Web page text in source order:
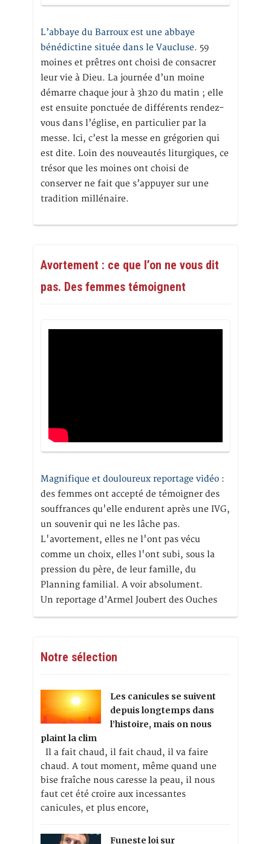
L’abbaye du Barroux est une abbaye
bénédictine située dans le Vaucluse. 59
moines et prêtres ont choisi de consacrer
leur vie à Dieu. La journée d’un moine
démarre chaque jour à 3h20 du matin ; elle
est ensuite ponctuée de différents rendez-
vous dans l’église, en particulier par la
messe. Ici, c’est la messe en grégorien qui
est dite. Loin des nouveautés liturgiques, ce
trésor que les moines ont choisi de
conserver ne fait que s’appuyer sur une
tradition millénaire.
Avortement : ce que l’on ne vous dit
pas. Des femmes témoignent
Magnifique et douloureux reportage vidéo :
des femmes ont accepté de témoigner des
souffrances qu'elle endurent après une IVG,
un souvenir qui ne les lâche pas.
L'avortement, elles ne l'ont pas vécu
comme un choix, elles l'ont subi, sous la
pression du père, de leur famille, du
Planning familial. A voir absolument.
Un reportage d’Armel Joubert des Ouches
Notre sélection
Les canicules se suivent
depuis longtemps dans
l’histoire, mais on nous
plaint la clim
Il a fait chaud, il fait chaud, il va faire
chaud. A tout moment, même quand une
bise fraîche nous caresse la peau, il nous
faut cet été croire aux incessantes
canicules, et plus encore,
Funeste loi sur